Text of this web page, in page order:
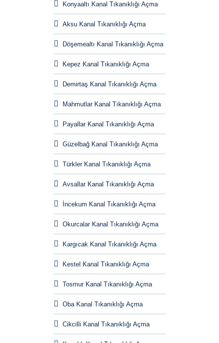
Konyaaltı Kanal Tıkanıklığı Açma
Aksu Kanal Tıkanıklığı Açma
Döşemealtı Kanal Tıkanıklığı Açma
Kepez Kanal Tıkanıklığı Açma
Demirtaş Kanal Tıkanıklığı Açma
Mahmutlar Kanal Tıkanıklığı Açma
Payallar Kanal Tıkanıklığı Açma
Güzelbağ Kanal Tıkanıklığı Açma
Türkler Kanal Tıkanıklığı Açma
Avsallar Kanal Tıkanıklığı Açma
İncekum Kanal Tıkanıklığı Açma
Okurcalar Kanal Tıkanıklığı Açma
Kargıcak Kanal Tıkanıklığı Açma
Kestel Kanal Tıkanıklığı Açma
Tosmur Kanal Tıkanıklığı Açma
Oba Kanal Tıkanıklığı Açma
Cikcilli Kanal Tıkanıklığı Açma